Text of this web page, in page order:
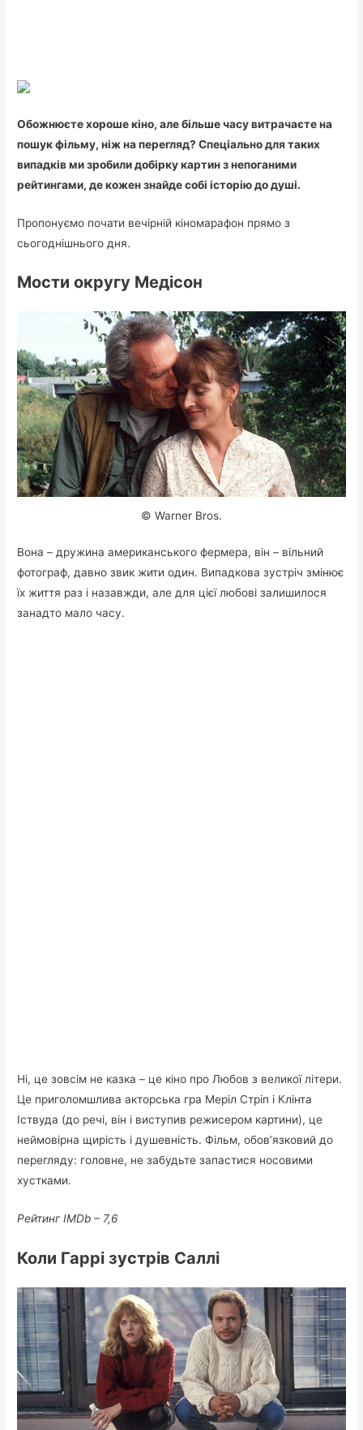
Обожнюєте хороше кіно, але більше часу витрачаєте на
пошук фільму, ніж на перегляд? Спеціально для таких
випадків ми зробили добірку картин з непоганими
рейтингами, де кожен знайде собі історію до душі.
Пропонуємо почати вечірній кіномарафон прямо з
сьогоднішнього дня.
Мости округу Медісон
© Warner Bros.
Вона – дружина американського фермера, він – вільний
фотограф, давно звик жити один. Випадкова зустріч змінює
їх життя раз і назавжди, але для цієї любові залишилося
занадто мало часу.
Ні, це зовсім не казка – це кіно про Любов з великої літери.
Це приголомшлива акторська гра Меріл Стріп і Клінта
Іствуда (до речі, він і виступив режисером картини), це
неймовірна щирість і душевність. Фільм, обов’язковий до
перегляду: головне, не забудьте запастися носовими
хустками.
Рейтинг IMDb – 7,6
Коли Гаррі зустрів Саллі